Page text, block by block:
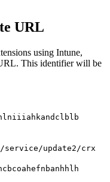
URL
using Intune,
This identifier will be
update2/crx